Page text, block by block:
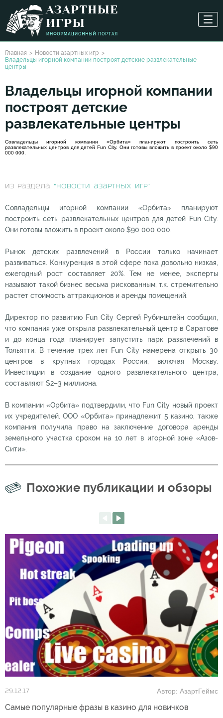
Главная
Новости азартных игр
Владельцы игорной компании построят детские развлекательные
центры
Владельцы игорной компании
построят детские
развлекательные центры
Совладельцы игорной компании «Орбита» планируют построить сеть
развлекательных центров для детей Fun City. Они готовы вложить в проект около $90
000 000.
из раздела "Новости азартных игр"
Совладельцы игорной компании «Орбита» планируют
построить сеть развлекательных центров для детей Fun City.
Они готовы вложить в проект около $90 000 000.
Рынок детских развлечений в России только начинает
развиваться. Конкуренция в этой сфере пока довольно низкая,
ежегодный рост составляет 20%. Тем не менее, эксперты
называют такой бизнес весьма рискованным, т.к. стремительно
растет стоимость аттракционов и аренды помещений.
Директор по развитию Fun City Сергей Рубинштейн сообщил,
что компания уже открыла развлекательный центр в Саратове
и до конца года планирует запустить парк развлечений в
Тольятти. В течение трех лет Fun City намерена открыть 30
центров в крупных городах России, включая Москву.
Инвестиции в создание одного развлекательного центра,
составляют $2–3 миллиона.
В компании «Орбита» подтвердили, что Fun City новый проект
их учредителей. ООО «Орбита» принадлежит 5 казино, также
компания получила право на заключение договора аренды
земельного участка сроком на 10 лет в игорной зоне «Азов-
Сити».
Похожие публикации и обзоры
29.12.17 Автор: АзартГеймс
Самые популярные фразы в казино для новичков